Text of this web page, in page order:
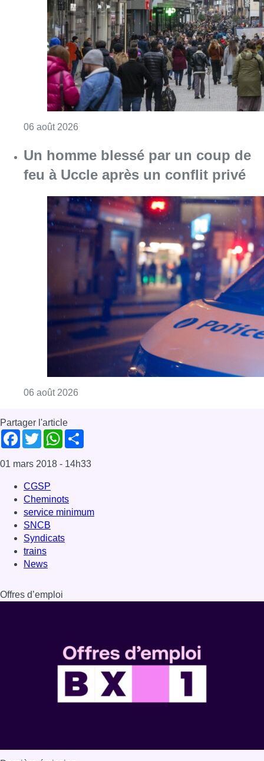
06 août 2026
Un homme blessé par un coup de
feu à Uccle après un conflit privé
06 août 2026
Partager l'article
Facebook
TwitterWhatsApp
01 mars 2018 - 14h33
CGSP
Cheminots
service minimum
SNCB
Syndicats
trains
News
Offres d’emploi